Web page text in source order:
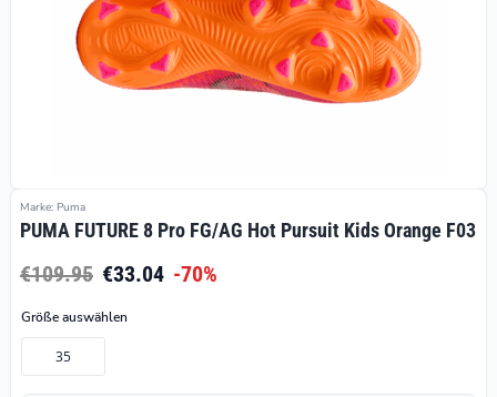
Marke: Puma
PUMA FUTURE 8 Pro FG/AG Hot Pursuit Kids Orange F03
€109.95 €33.04 -70%
Größe auswählen
35